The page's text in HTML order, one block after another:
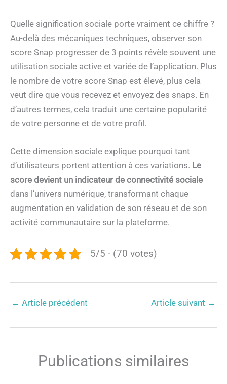
Quelle signification sociale porte vraiment ce chiffre ?
Au-delà des mécaniques techniques, observer son
score Snap progresser de 3 points révèle souvent une
utilisation sociale active et variée de l’application. Plus
le nombre de votre score Snap est élevé, plus cela
veut dire que vous recevez et envoyez des snaps. En
d’autres termes, cela traduit une certaine popularité
de votre personne et de votre profil.
Cette dimension sociale explique pourquoi tant
d’utilisateurs portent attention à ces variations. Le
score devient un indicateur de connectivité sociale
dans l’univers numérique, transformant chaque
augmentation en validation de son réseau et de son
activité communautaire sur la plateforme.
5/5 - (70 votes)
← Article précédent Article suivant →
Publications similaires